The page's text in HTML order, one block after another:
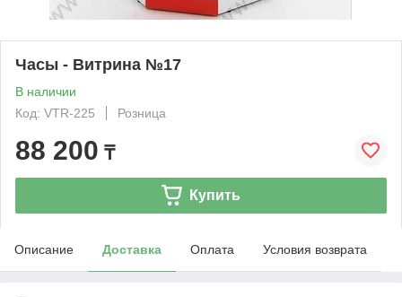
Часы - Витрина №17
В наличии
Код: VTR-225
Розница
88 200 ₸
Купить
Описание Доставка Оплата Условия возврата